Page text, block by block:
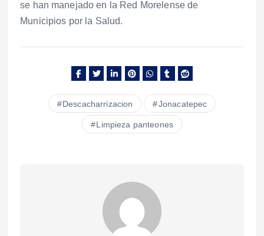
se han manejado en la Red Morelense de
Municipios por la Salud.
Descacharrizacion Jonacatepec
Limpieza panteones